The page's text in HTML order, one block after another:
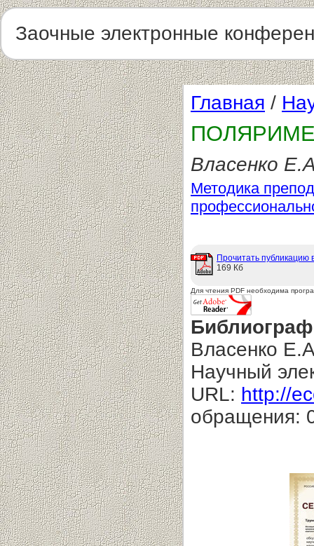
Заочные электронные
Главная /
Власенко
Методика
Прочитать публикацию
169 Кб
Для чтения PDF необходима
Власенко
Научный
URL: http://
обращения: